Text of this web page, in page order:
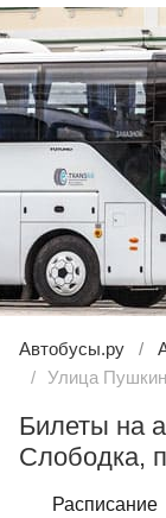
Автобусы.ру
Улица
Билеты на
Слободка,